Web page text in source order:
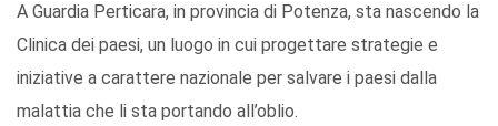
A Guardia Perticara, in provincia di Potenza, sta nascendo la
Clinica dei paesi, un luogo in cui progettare strategie e
iniziative a carattere nazionale per salvare i paesi dalla
malattia che li sta portando all’oblio.